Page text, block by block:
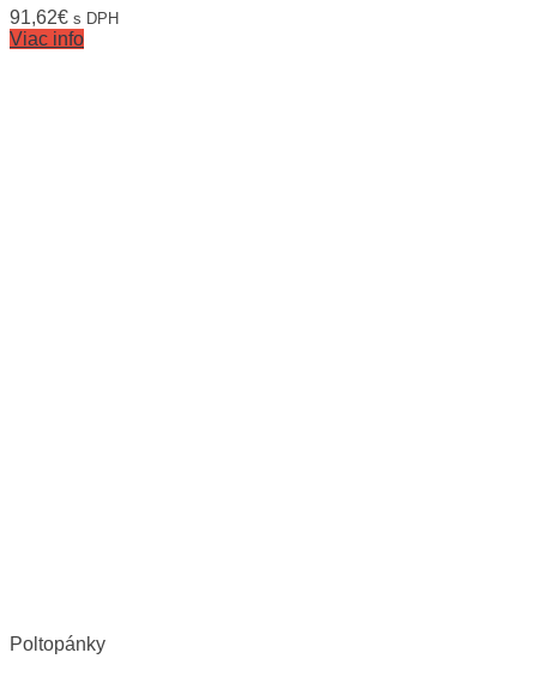
91,62€ s DPH
Viac info
Poltopánky